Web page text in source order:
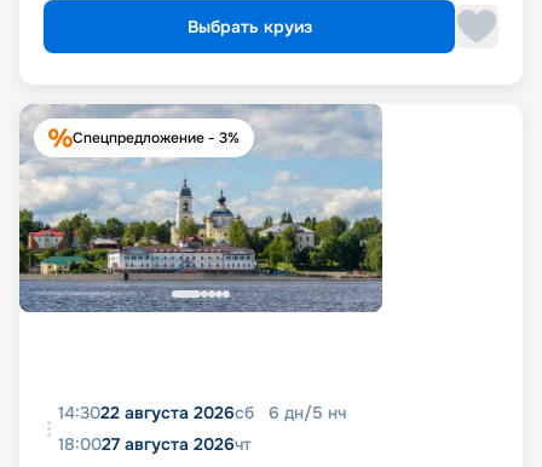
Выбрать круиз
Спецпредложение - 3%
14:3022 августа 2026сб 6 дн/5 нч
18:0027 августа 2026чт